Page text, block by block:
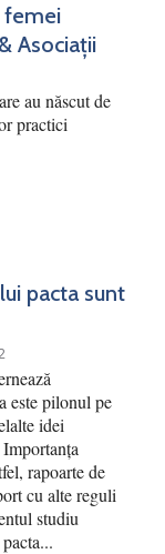
femei
Asociații
au născut de
practici
pacta sunt
este pilonul pe
idei
rapoarte de
cu alte reguli
studiu